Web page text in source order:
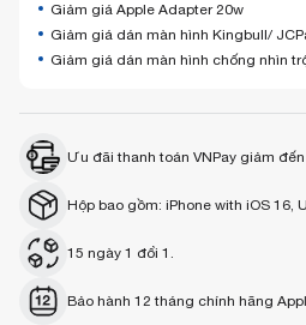
Giảm giá Apple Adapter 20w
Giảm giá dán màn hình Kingbull/
Giảm giá dán màn hình chống nhìn
Ưu đãi thanh toán VNPay giảm
Hộp bao gồm: iPhone with iOS 16,
15 ngày 1 đổi 1.
Bảo hành 12 tháng chính hãng